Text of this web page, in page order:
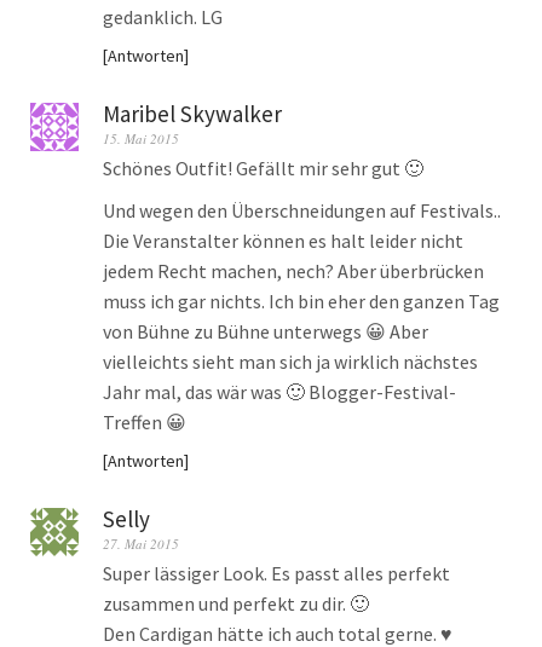
gedanklich. LG
Antworten
Maribel Skywalker
15. Mai 2015
Schönes Outfit! Gefällt mir sehr gut 🙂
Und wegen den Überschneidungen auf Festivals..
Die Veranstalter können es halt leider nicht
jedem Recht machen, nech? Aber überbrücken
muss ich gar nichts. Ich bin eher den ganzen Tag
von Bühne zu Bühne unterwegs 😀 Aber
vielleichts sieht man sich ja wirklich nächstes
Jahr mal, das wär was 🙂 Blogger-Festival-
Treffen 😀
Antworten
Selly
27. Mai 2015
Super lässiger Look. Es passt alles perfekt
zusammen und perfekt zu dir. 🙂
Den Cardigan hätte ich auch total gerne. ♥